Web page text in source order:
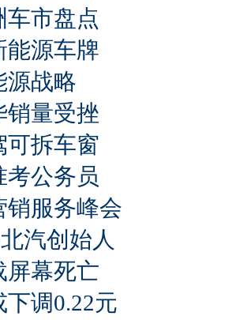
车市盘点
能源车牌
源战略
销量受挫
可拆车窗
考公务员
销服务峰会
汽创始人
屏幕死亡
调0.22元